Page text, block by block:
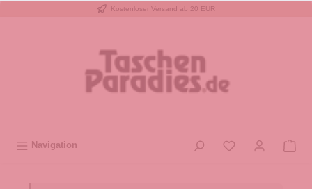
Kostenloser Versand ab 20 EUR
Navigation